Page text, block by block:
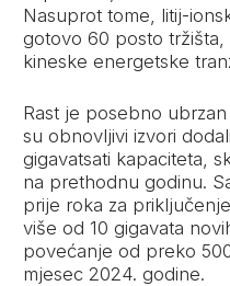
Nasuprot tome, litij-
gotovo 60 posto
kineske energetske
Rast je posebno
su obnovljivi izvori
gigavatsati kapaciteta,
na prethodnu godinu.
prije roka za priklju
više od 10 gigavata
povećanje od preko
mjesec 2024. godine.